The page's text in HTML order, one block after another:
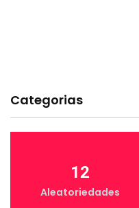
Categorias
12
Aleatoriedades